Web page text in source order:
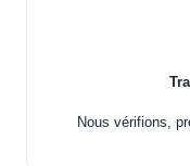
Nous vérifions,